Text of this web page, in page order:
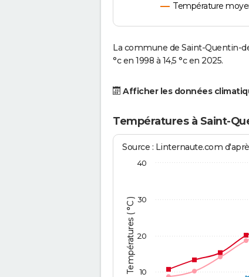
Température
La commune de Saint-Quentin-
°c en 1998 à 14,5 °c en 2025.
Afficher les données
Températures à Saint-
Températures ( °C )
Source : Linternaute.com
10
20
30
40